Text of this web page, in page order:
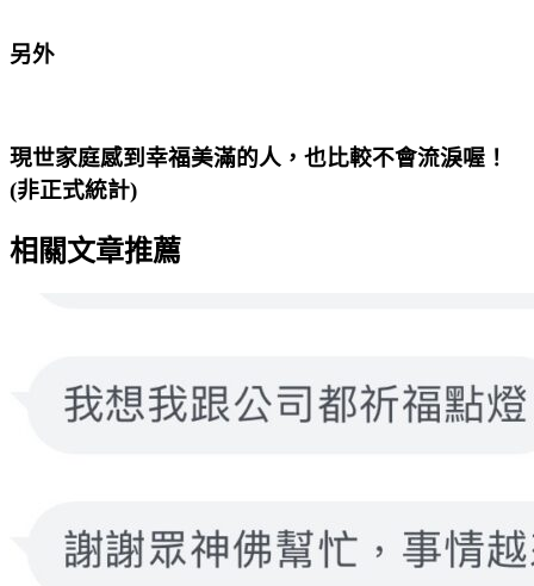
另外
現世家庭感到幸福美滿的人，也比較不會流淚喔！
(非正式統計)
相關文章推薦